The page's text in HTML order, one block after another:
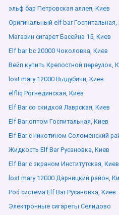
эльф бар Петровская аллея, Киев
Оригинальный elf bar Госпитальная,
Магазин сигарет Басейна 15, Киев
Elf bar bc 20000 Чоколовка, Киев
Вейп купить Крепостной переулок,
lost mary 12000 Выдубичи, Киев
elfliq Рогнединская, Киев
Elf Bar со скидкой Лаврская, Киев
Elf Bar оптом Госпитальная, Киев
Elf Bar с никотином Соломенский
Жидкость Elf Bar Русановка, Киев
Elf Bar с экраном Институтская, Киев
lost mary 12000 Дарницкий район,
Pod система Elf Bar Русановка, Киев
Электронные сигареты Селидово